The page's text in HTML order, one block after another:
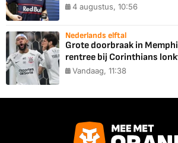
4 augustus, 10:56
Nederlands elftal
Grote doorbraak in
rentree bij Corinthians
Vandaag, 11:38